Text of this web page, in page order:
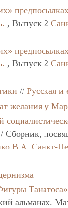
, Выпуск 2
, Выпуск 2
//Русская и
желания у
Сборник,
В.А. Санкт-
Танатоса»
альманах.